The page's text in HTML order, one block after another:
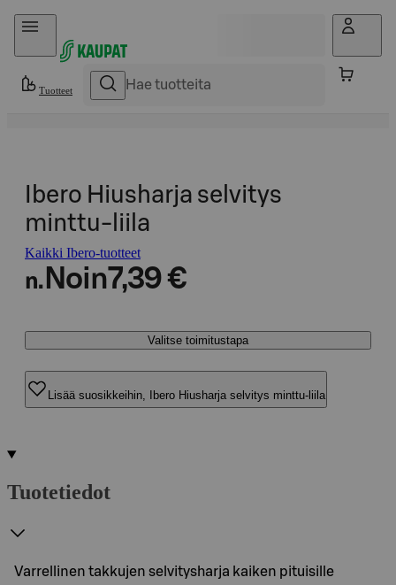
Hyppää sisältöön
Tuotteet
Ibero Hiusharja selvitys
minttu-liila
Kaikki Ibero-tuotteet
n. Noin7,39 €
Valitse toimitustapa
Lisää suosikkeihin, Ibero Hiusharja selvitys minttu-liila
Tuotetiedot
Varrellinen takkujen selvitysharja kaiken pituisille